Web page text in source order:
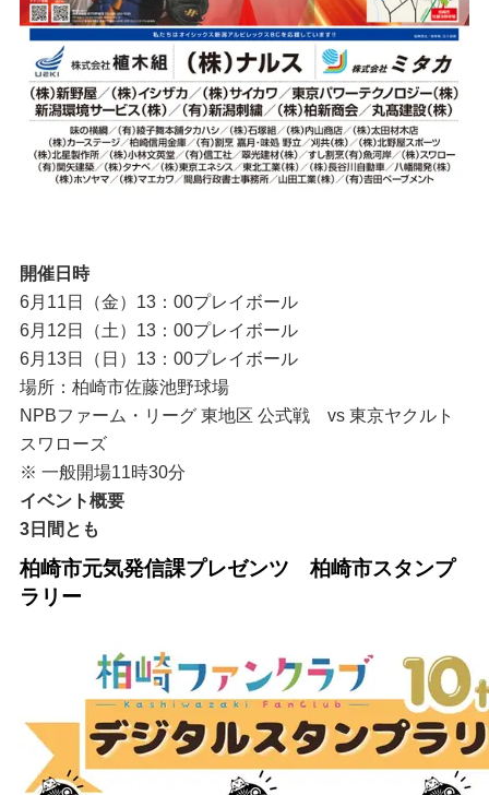
開催日時
6月11日（金）13：00プレイボール
6月12日（土）13：00プレイボール
6月13日（日）13：00プレイボール
場所：柏崎市佐藤池野球場
NPBファーム・リーグ 東地区 公式戦 vs 東京ヤクルト
スワローズ
※ 一般開場11時30分
イベント概要
3日間とも
柏崎市元気発信課プレゼンツ 柏崎市スタンプ
ラリー